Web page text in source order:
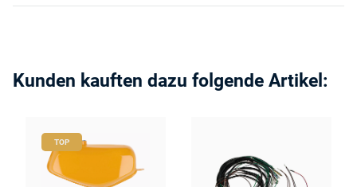
Kunden kauften dazu folgende Artikel:
TOP